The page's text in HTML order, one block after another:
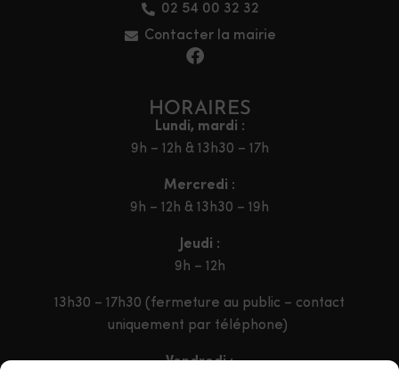
02 54 00 32 32
Contacter la mairie
HORAIRES
Lundi, mardi :
9h – 12h & 13h30 – 17h
Mercredi :
9h – 12h & 13h30 – 19h
Jeudi :
9h – 12h
13h30 – 17h30 (fermeture au public – contact
uniquement par téléphone)
Vendredi :